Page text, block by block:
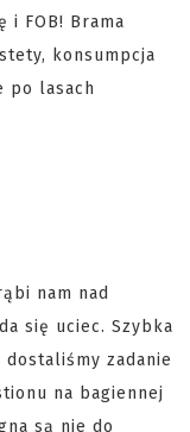
i FOB! Brama
konsumpcja
po lasach
nam nad
się uciec. Szybka
dostaliśmy zadanie
na bagiennej
są nie do